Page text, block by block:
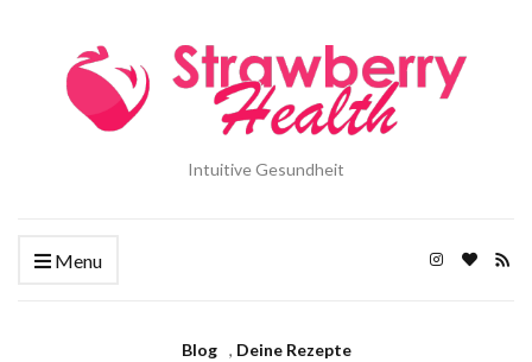
Intuitive Gesundheit
Menu
Blog , Deine Rezepte